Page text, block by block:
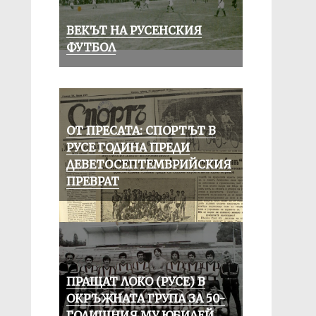
ВЕКЪТ НА РУСЕНСКИЯ
ФУТБОЛ
ОТ ПРЕСАТА: СПОРТЪТ В
РУСЕ ГОДИНА ПРЕДИ
ДЕВЕТОСЕПТЕМВРИЙСКИЯ
ПРЕВРАТ
ПРАЩАТ ЛОКО (РУСЕ) В
ОКРЪЖНАТА ГРУПА ЗА 50-